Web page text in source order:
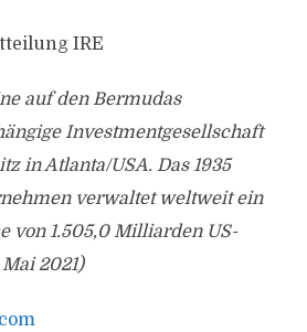
IRE
auf den Bermudas
Investmentgesellschaft
in Atlanta/USA. Das 1935
verwaltet weltweit ein
von 1.505,0 Milliarden US-
2021)